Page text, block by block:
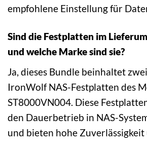
empfohlene Einstellung für
Sind die Festplatten im
und welche Marke sind sie?
Ja, dieses Bundle beinhaltet
IronWolf NAS-Festplatten des
ST8000VN004. Diese
den Dauerbetrieb in NAS-
und bieten hohe Zuverlässigkeit